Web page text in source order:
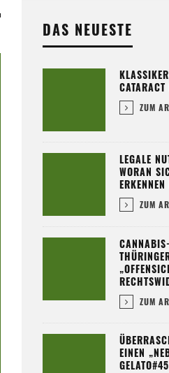
DAS NEUESTE
ZUM
LEGALE
WORAN
ZUM
ZUM
EINEN
GELATO#45